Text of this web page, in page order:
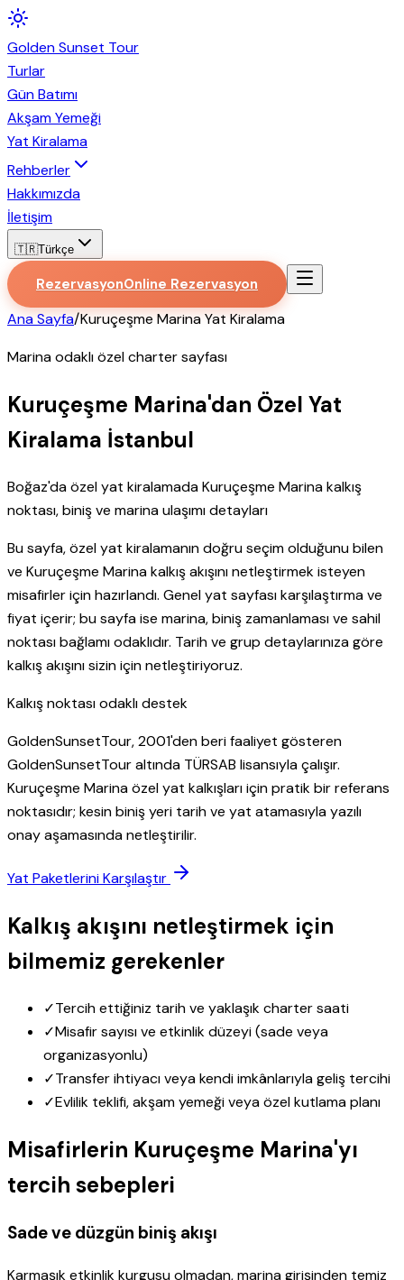
GoldenSunset Tour
Turlar
Gün Batımı
Akşam Yemeği
Yat Kiralama
Rehberler
Hakkımızda
İletişim
🇹🇷Türkçe
RezervasyonOnline Rezervasyon
Ana Sayfa/Kuruçeşme Marina Yat Kiralama
Marina odaklı özel charter sayfası
Kuruçeşme Marina'dan Özel Yat
Kiralama İstanbul
Boğaz'da özel yat kiralamada Kuruçeşme Marina kalkış
noktası, biniş ve marina ulaşımı detayları
Bu sayfa, özel yat kiralamanın doğru seçim olduğunu bilen
ve Kuruçeşme Marina kalkış akışını netleştirmek isteyen
misafirler için hazırlandı. Genel yat sayfası karşılaştırma ve
fiyat içerir; bu sayfa ise marina, biniş zamanlaması ve sahil
noktası bağlamı odaklıdır. Tarih ve grup detaylarınıza göre
kalkış akışını sizin için netleştiriyoruz.
Kalkış noktası odaklı destek
GoldenSunsetTour, 2001'den beri faaliyet gösteren
GoldenSunsetTour altında TÜRSAB lisansıyla çalışır.
Kuruçeşme Marina özel yat kalkışları için pratik bir referans
noktasıdır; kesin biniş yeri tarih ve yat atamasıyla yazılı
onay aşamasında netleştirilir.
Yat Paketlerini Karşılaştır
Kalkış akışını netleştirmek için
bilmemiz gerekenler
✓Tercih ettiğiniz tarih ve yaklaşık charter saati
✓Misafir sayısı ve etkinlik düzeyi (sade veya
organizasyonlu)
✓Transfer ihtiyacı veya kendi imkânlarıyla geliş tercihi
✓Evlilik teklifi, akşam yemeği veya özel kutlama planı
Misafirlerin Kuruçeşme Marina'yı
tercih sebepleri
Sade ve düzgün biniş akışı
Karmaşık etkinlik kurgusu olmadan, marina girişinden temiz